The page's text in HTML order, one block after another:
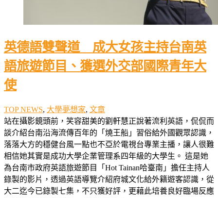
英德語雙聲道 成大女孩主持台南英
語旅遊節目、獲選外交部國際青年大
使
TOP NEWS, 大學夢想家, 文章
站在攝影鏡頭前，笑容甜美的劉軒慧正說著流利英語，侃侃而
談介紹台南沿海流傳百年的「燒王船」習俗給外國觀眾認識，
落落大方的穩健台風一點也不亞於電視台專業主播，讓人很難
相信她其實是成功大學企業管理系四年級的大學生。 這是她
為台南市政府英語旅遊節目「Hot Tainan哈臺南」擔任主持人
錄製的影片，透過英語導覽介紹府城文化給外籍遊客認識，從
大二迄今已錄製七集，不只獲好評，更藉此培養良好臨場反應